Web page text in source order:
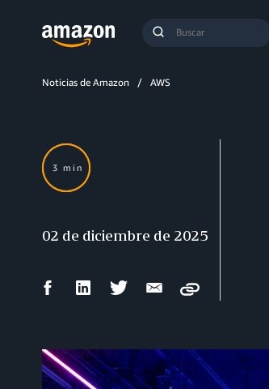
Enviar
Noticias de Amazon AWS
3 min
02 de diciembre de 2025
CompartirCompartirCompartirCompartir
Copy